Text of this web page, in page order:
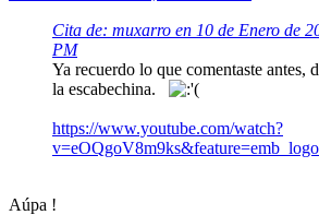
Cita de: muxarro en 10 de Enero de
PM
Ya recuerdo lo que comentaste antes,
la escabechina.
https://www.youtube.com/watch?
v=eOQgoV8m9ks&feature=emb_logo
Aúpa !